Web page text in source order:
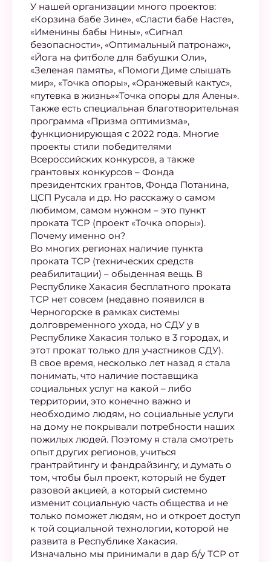
У нашей организации много проектов:
«Корзина бабе Зине», «Сласти бабе Насте»,
«Именины бабы Нины», «Сигнал
безопасности», «Оптимальный патронаж»,
«Йога на фитболе для бабушки Оли»,
«Зеленая память», «Помоги Диме слышать
мир», «Точка опоры», «Оранжевый кактус»,
«путевка в жизнь»«Точка опоры для Алены».
Также есть специальная благотворительная
программа «Призма оптимизма»,
функционирующая с 2022 года. Многие
проекты стили победителями
Всероссийских конкурсов, а также
грантовых конкурсов – Фонда
президентских грантов, Фонда Потанина,
ЦСП Русала и др. Но расскажу о самом
любимом, самом нужном – это пункт
проката ТСР (проект «Точка опоры»).
Почему именно он?
Во многих регионах наличие пункта
проката ТСР (технических средств
реабилитации) – обыденная вещь. В
Республике Хакасия бесплатного проката
ТСР нет совсем (недавно появился в
Черногорске в рамках системы
долговременного ухода, но СДУ у в
Республике Хакасия только в 3 городах, и
этот прокат только для участников СДУ).
В свое время, несколько лет назад я стала
понимать, что наличие поставщика
социальных услуг на какой – либо
территории, это конечно важно и
необходимо людям, но социальные услуги
на дому не покрывали потребности наших
пожилых людей. Поэтому я стала смотреть
опыт других регионов, учиться
грантрайтингу и фандрайзингу, и думать о
том, чтобы был проект, который не будет
разовой акцией, а который системно
изменит социальную часть общества и не
только поможет людям, но и откроет доступ
к той социальной технологии, которой не
развита в Республике Хакасия.
Изначально мы принимали в дар б/у ТСР от